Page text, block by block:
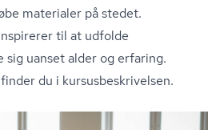
materialer på stedet.
til at udfolde
uanset alder og erfaring.
du i kur­sus­be­skri­vel­sen.